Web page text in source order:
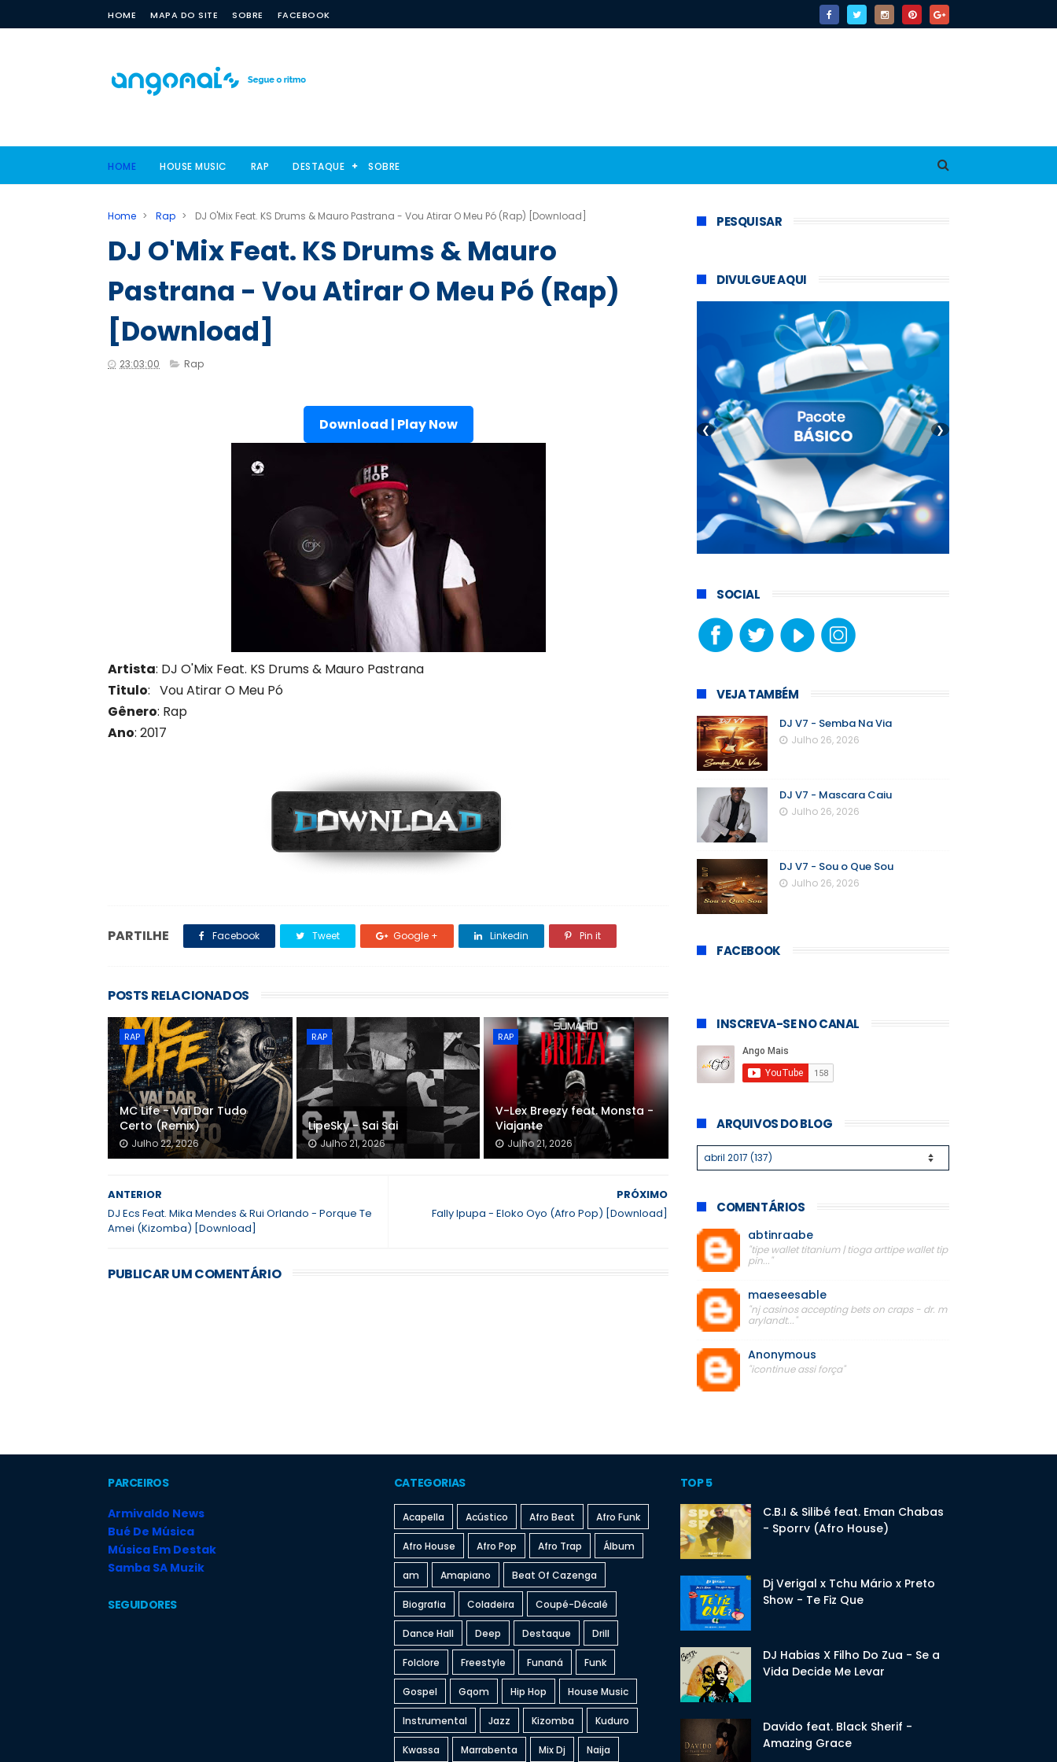
HOME MAPA DO SITE SOBRE FACEBOOK
HOME HOUSE MUSIC RAP DESTAQUE SOBRE
Home > Rap > DJ O'Mix Feat. KS Drums & Mauro Pastrana - Vou Atirar O Meu Pó (Rap) [Download]
DJ O'Mix Feat. KS Drums & Mauro
Pastrana - Vou Atirar O Meu Pó (Rap)
[Download]
23:03:00 Rap
Download | Play Now
Artista: DJ O'Mix Feat. KS Drums & Mauro Pastrana
Titulo: Vou Atirar O Meu Pó
Gênero: Rap
Ano: 2017
PARTILHE Facebook Tweet Google + Linkedin Pin it
POSTS RELACIONADOS
RAP
MC Life - Vai Dar Tudo
Certo (Remix)
Julho 22, 2026
RAP
LipeSky - Sai Sai
Julho 21, 2026
RAP
V-Lex Breezy feat. Monsta -
Viajante
Julho 21, 2026
PRÓXIMO
Fally Ipupa - Eloko Oyo (Afro Pop) [Download]
ANTERIOR
DJ Ecs Feat. Mika Mendes & Rui Orlando - Porque Te
Amei (Kizomba) [Download]
PUBLICAR UM COMENTÁRIO
PESQUISAR
DIVULGUE AQUI
❮ ❯
SOCIAL
VEJA TAMBÉM
DJ V7 - Semba Na Via
Julho 26, 2026
DJ V7 - Mascara Caiu
Julho 26, 2026
DJ V7 - Sou o Que Sou
Julho 26, 2026
FACEBOOK
INSCREVA-SE NO CANAL
ARQUIVOS DO BLOG
COMENTÁRIOS
abtinraabe
"tipe wallet titanium | tioga arttipe wallet tip
pin..."
maeseesable
"nj casinos accepting bets on craps - dr. m
arylandt..."
Anonymous
"icontinue assi força"
PARCEIROS
Armivaldo News
Bué De Música
Música Em Destak
Samba SA Muzik
SEGUIDORES
CATEGORIAS
Acapella Acústico Afro Beat Afro Funk
Afro House Afro Pop Afro Trap Álbum
am Amapiano Beat Of Cazenga
Biografia Coladeira Coupé-Décalé
Dance Hall Deep Destaque Drill
Folclore Freestyle Funaná Funk
Gospel Gqom Hip Hop House Music
Instrumental Jazz Kizomba Kuduro
Kwassa Marrabenta Mix Dj Naija
TOP 5
C.B.I & Silibé feat. Eman Chabas
- Sporrv (Afro House)
Dj Verigal x Tchu Mário x Preto
Show - Te Fiz Que
DJ Habias X Filho Do Zua - Se a
Vida Decide Me Levar
Davido feat. Black Sherif -
Amazing Grace